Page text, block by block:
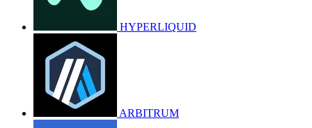
HYPERLIQUID
ARBITRUM